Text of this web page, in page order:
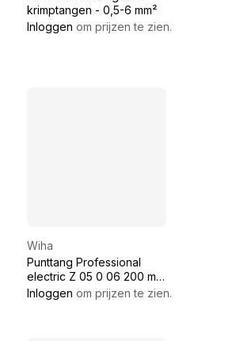
krimptangen - 0,5-6 mm²
Inloggen om prijzen te zien.
Wiha
Punttang Professional
electric Z 05 0 06 200 mm
Professional electric
Inloggen om prijzen te zien.